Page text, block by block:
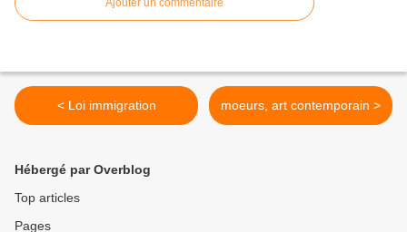
Ajouter un commentaire
< Loi immigration moeurs, art contemporain >
Hébergé par Overblog
Top articles
Pages